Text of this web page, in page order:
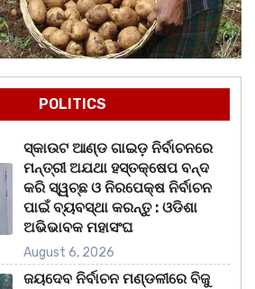
POLITICS
ସ୍କାଉଟ ଆଣ୍ଡ ଗାଇଡ଼ ନିର୍ବାଚନରେ
ମନ୍ତ୍ରୀ ଅଯଥା ହସ୍ତକ୍ଷେପ ବନ୍ଦ
କରି ସ୍ୱଚ୍ଛ ଓ ନିରପେକ୍ଷ ନିର୍ବାଚନ
ପାଇଁ ବ୍ୟବସ୍ଥା କରନ୍ତୁ : ଓଡିଶା
ଅଭିଭାବକ ମହାସଂଘ
August 6, 2026
ଜୟଦେବ ନିର୍ବାଚନ ମଣ୍ଡଳୀରେ ବିଜୁ